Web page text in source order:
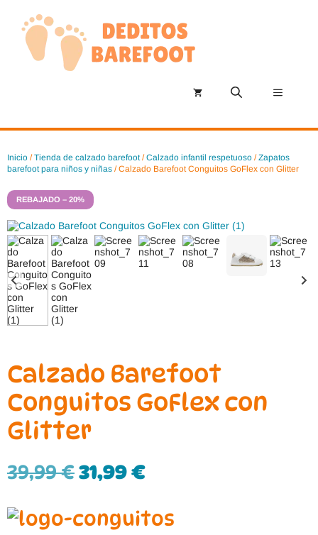
contenido
Menú
Inicio /Tienda de calzado barefoot/Calzado infantil respetuoso /Zapatos
barefoot para niños y niñas / Calzado Barefoot Conguitos GoFlex con Glitter
REBAJADO – 20%
Calzado Barefoot
Conguitos GoFlex con
Glitter
39,99€31,99€